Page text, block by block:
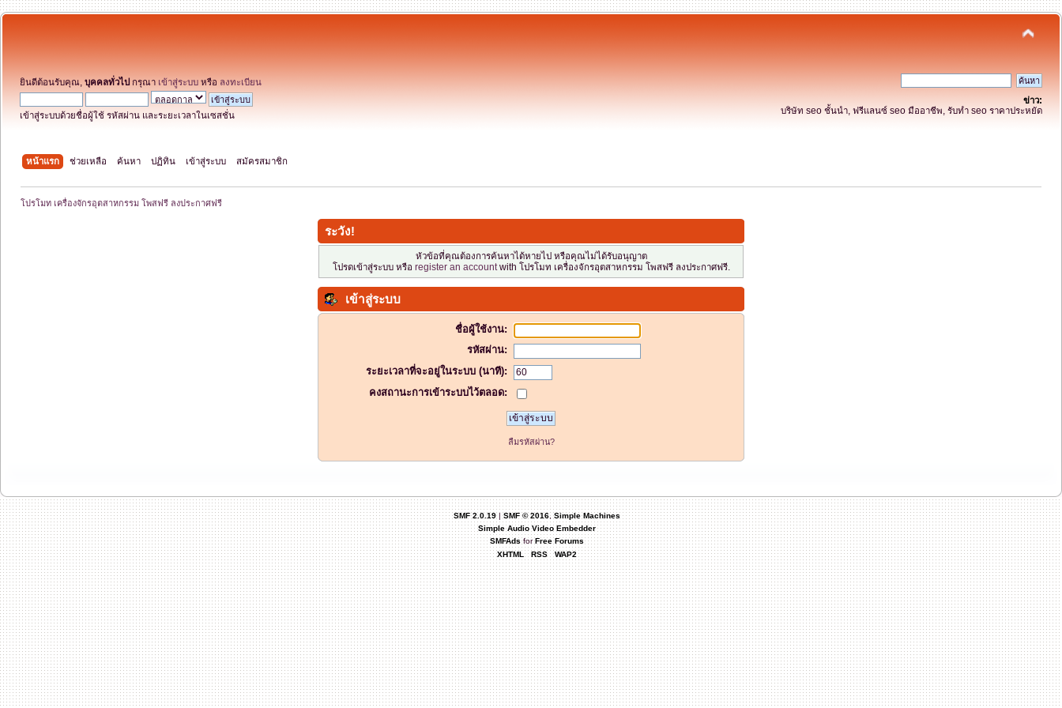
ยินดีต้อนรับคุณ, บุคคลทั่วไป กรุณา เข้าสู่ระบบ หรือ ลงทะเบียน
เข้าสู่ระบบด้วยชื่อผู้ใช้ รหัสผ่าน และระยะเวลาในเซสชั่น
ข่าว:
บริษัท seo ชั้นนำ, ฟรีแลนซ์ seo มืออาชีพ, รับทำ seo ราคาประหยัด
หน้าแรก ช่วยเหลือ ค้นหา ปฏิทิน เข้าสู่ระบบ สมัครสมาชิก
โปรโมท เครื่องจักรอุตสาหกรรม โพสฟรี ลงประกาศฟรี
ระวัง!
หัวข้อที่คุณต้องการค้นหาได้หายไป หรือคุณไม่ได้รับอนุญาต
โปรดเข้าสู่ระบบ หรือ register an accountwith โปรโมท เครื่องจักรอุตสาหกรรม โพสฟรี ลงประกาศฟรี.
เข้าสู่ระบบ
ชื่อผู้ใช้งาน:
รหัสผ่าน:
ระยะเวลาที่จะอยู่ในระบบ (นาที):
คงสถานะการเข้าระบบไว้ตลอด:
ลืมรหัสผ่าน?
SMF 2.0.19|SMF © 2016,Simple Machines
Simple Audio Video Embedder
SMFAdsforFree Forums
XHTML
RSS WAP2